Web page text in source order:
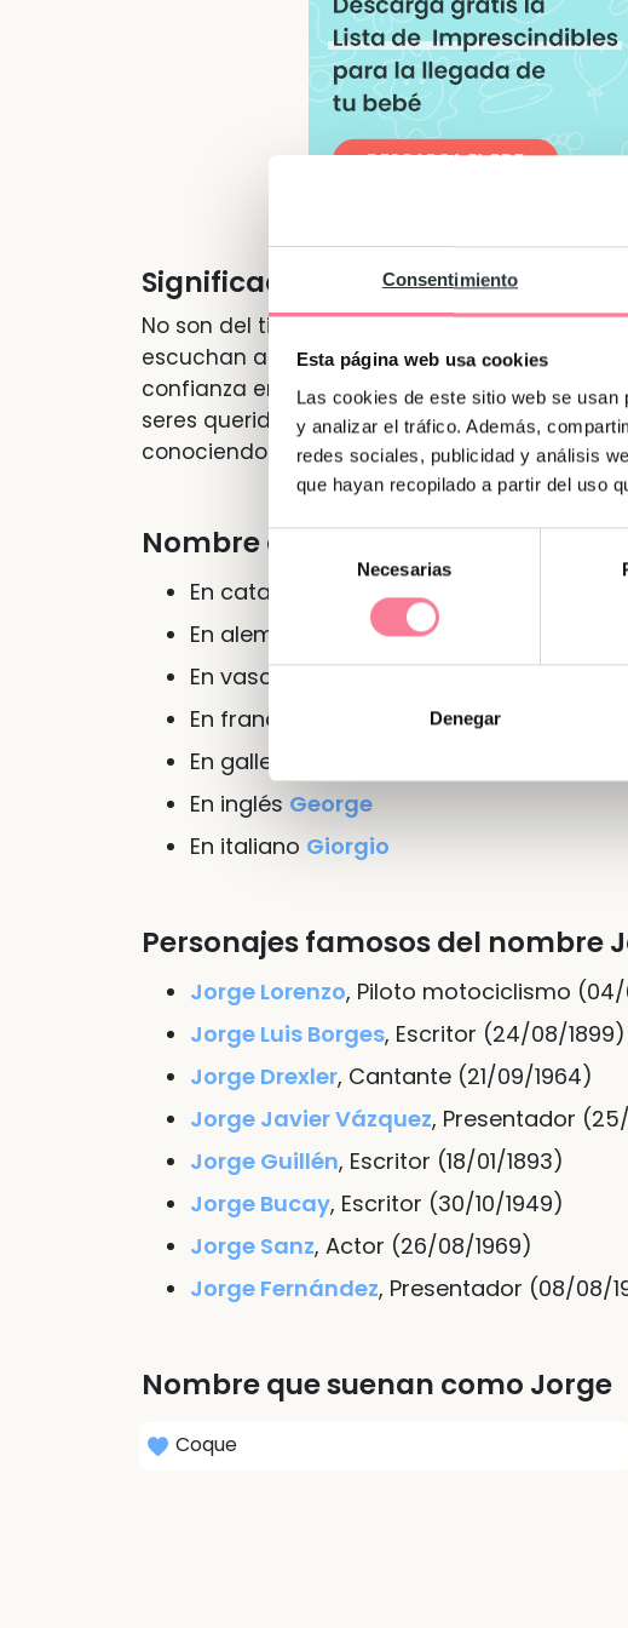
Consentimiento
Esta página web usa cookies
Las cookies de este sitio web se
y analizar el tráfico. Además,
redes sociales, publicidad y análisis
que hayan recopilado a partir del uso
Selección
consentimiento
Necesarias
Denegar
Significado de "Jorge"
No son del tipo de personas que hablan por
escuchan antes de dar su opinión. También
confianza en sí mismas. Son muy cariñosos
seres queridos. Les va lo del saber por
conociendo cosas nuevas.
Nombre de Jorge en otras
En catalán
En alemán
Jürgen
En vasco
En francés
En gallego
En inglés George
En italiano Giorgio
Personajes famosos del nombre
Jorge Lorenzo, Piloto motociclismo
Jorge Luis Borges, Escritor (24/08/1899)
Jorge Drexler, Cantante (21/09/1964)
Jorge Javier Vázquez, Presentador
Jorge Guillén, Escritor (18/01/1893)
Jorge Bucay, Escritor (30/10/1949)
Jorge Sanz, Actor (26/08/1969)
Jorge Fernández, Presentador (08/08/
Nombre que suenan como Jorge
Coque